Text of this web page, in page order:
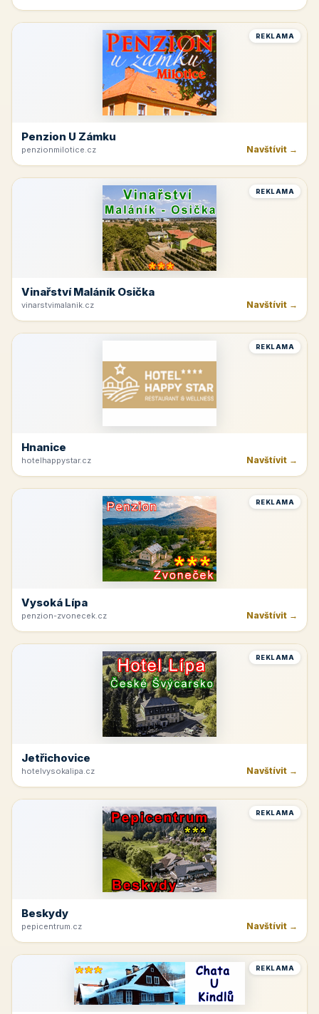
REKLAMA
Penzion U Zámku
penzionmilotice.cz Navštívit →
REKLAMA
Vinařství Maláník Osička
vinarstvimalanik.cz Navštívit →
REKLAMA
Hnanice
hotelhappystar.cz Navštívit →
REKLAMA
Vysoká Lípa
penzion-zvonecek.cz Navštívit →
REKLAMA
Jetřichovice
hotelvysokalipa.cz Navštívit →
REKLAMA
Beskydy
pepicentrum.cz Navštívit →
REKLAMA